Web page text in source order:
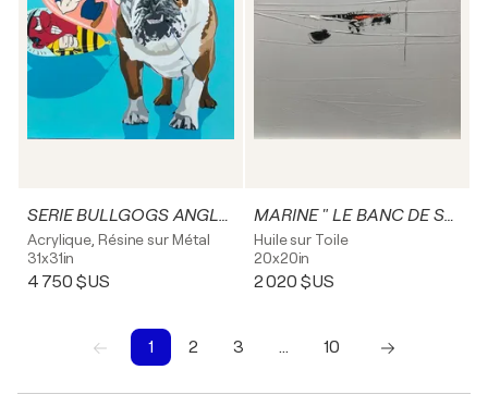
SERIE BULLGOGS ANGLAIS "OSCAR "
Acrylique, Résine sur Métal
31x31in
4 750 $US
MARINE " LE BANC DE SABLE "
Huile sur Toile
20x20in
2 020 $US
1 2 3 …
10